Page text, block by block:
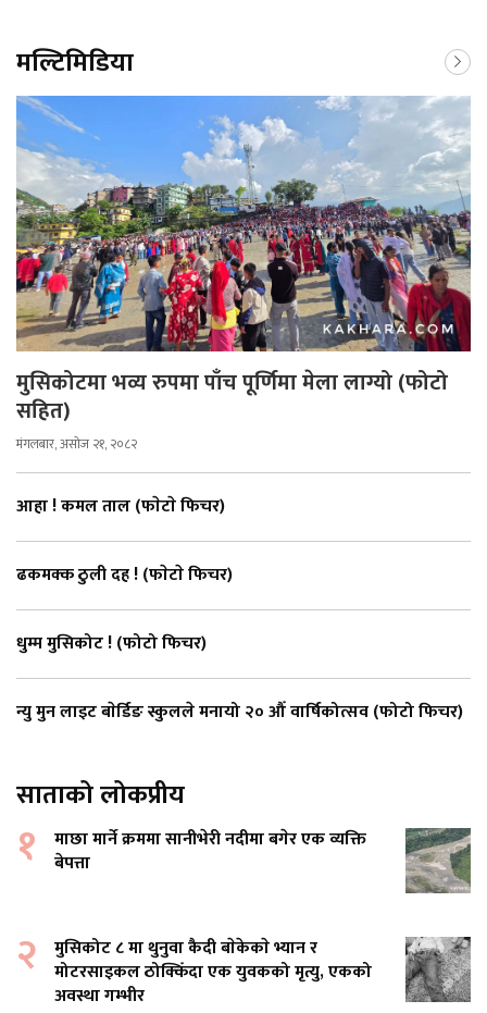
मल्टिमिडिया
मुसिकोटमा भव्य रुपमा पाँच पूर्णिमा मेला लाग्यो (फोटो
सहित)
मंगलबार, असोज २१, २०८२
आहा ! कमल ताल (फाेटाे फिचर)
ढकमक्क ठुली दह ! (फाेटाे फिचर)
धुम्म मुसिकोट ! (फोटो फिचर)
न्यु मुन लाइट बाेर्डिङ स्कुलले मनायो २० औँ वार्षिकोत्सव (फोटो फिचर)
साताको लोकप्रीय
१
माछा मार्ने क्रममा सानीभेरी नदीमा बगेर एक व्यक्ति
बेपत्ता
२
मुसिकोट ८ मा थुनुवा कैदी बाेकेकाे भ्यान र
मोटरसाइकल ठोक्किँदा एक युवकको मृत्यु, एकको
अवस्था गम्भीर